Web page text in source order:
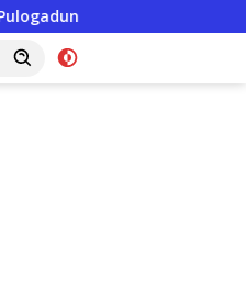
dan Warga Jaga